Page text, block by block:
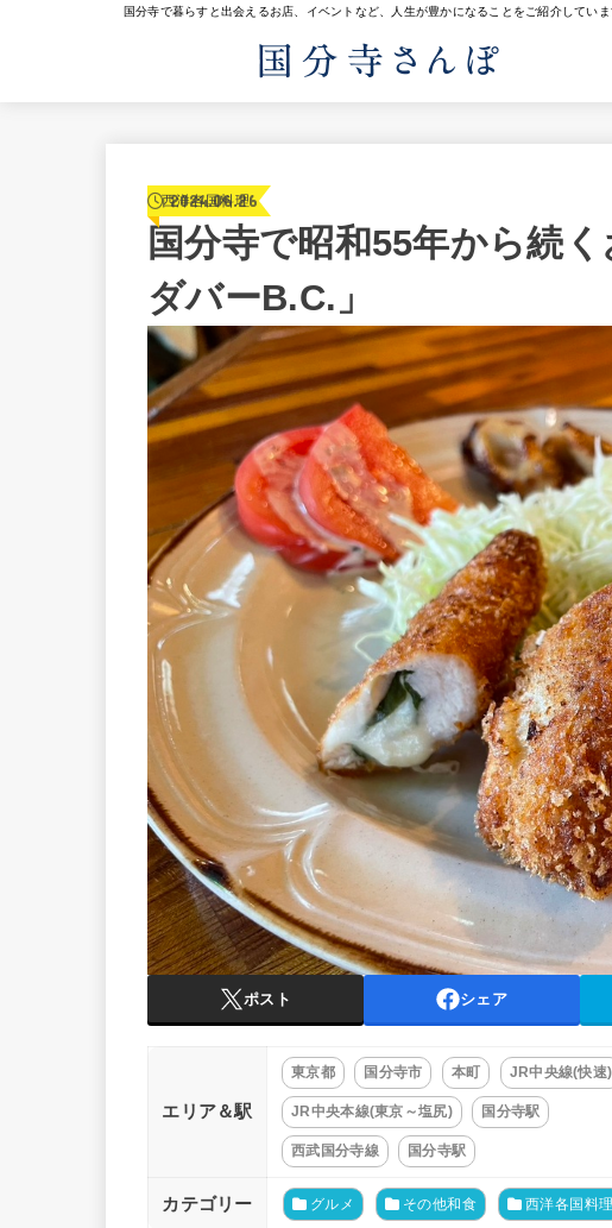
国分寺で暮らすと出会えるお店、イベントなど、人生が豊かになることをご紹介していま
西洋各国料理
2024.06.26
国分寺で昭和55年から続
ダバーB.C.」
ポスト シェア
エリア＆駅
東京都 国分寺市 本町 JR中央線(快速)
JR中央本線(東京～塩尻) 国分寺駅
西武国分寺線 国分寺駅
カテゴリー グルメ その他和食 西洋各国料理